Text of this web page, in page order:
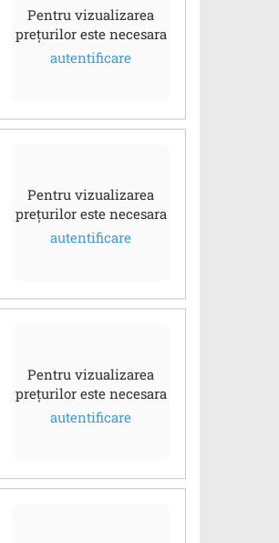
Pentru vizualizarea
prețurilor este necesara
autentificare
Pentru vizualizarea
prețurilor este necesara
autentificare
Pentru vizualizarea
prețurilor este necesara
autentificare